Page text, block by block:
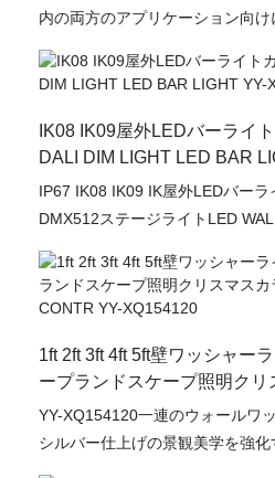
内の両方のアプリケーション向け
具は、高品質の材料と高度な技術
は、あらゆる建築設定にシーム
ダンなデザインを特徴としていま
により、簡単に設置され、柔軟
り、商業エリア、ショッピングセ
広い照明アプリケーションに最適
IK08 IK09屋外LEDバーライ
DALI DIM LIGHT LED BAR
IP67 IK08 IK09 IK屋外LEDバー
DMX512ステージライトLED
質、外観などの点で比類のない優
判を享受しています。 IP67 IK08
ーライトYY-XQ7068の仕様は、
きます
1ft 2ft 3ft 4ft 5ft壁ワッシャー
ープランドスケープ照明ク
DMX512 CONTR YY-
YY-XQ154120一連のウォールワ
シルバー仕上げの景観美学を強化